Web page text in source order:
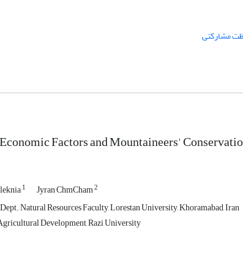
مشارکتی
Factors and Mountaineers'
1 Jyran ChmCham2
Natural Resources Faculty, Lorestan University, Khoramabad, Iran
Development, Razi University